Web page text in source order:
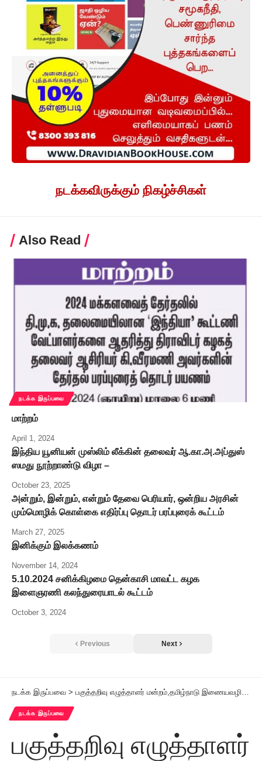
நடக்கவிருக்கும் நிகழ்ச்சிகள்
Also Read
நடக்க இருப்பவை
மாற்றம்
April 1, 2024
இந்திய யூனியன் முஸ்லிம் லீக்கின் தலைவர் ஆ.கா.அ.அப்துஸ்
ஸமது நூற்றாண்டு விழா –
October 23, 2025
அன்றும், இன்றும், என்றும் தேவை பெரியார், ஒன்றிய அரசின்
மும்மொழிக் கொள்கை எதிர்ப்பு தொடர் பரப்புரைக் கூட்டம்
March 27, 2025
இனிக்கும் இலக்கணம்
November 14, 2024
5.10.2024 சனிக்கிழமை தென்காசி மாவட்ட கழக
இளைஞரணி கலந்துரையாடல் கூட்டம்
October 3, 2024
Previous Next
நடக்க இருப்பவை > பகுத்தறிவு எழுத்தாளர் மன்றம்,தமிழ்நாடு இணையவழிக் கூட்ட எண் : 206
நடக்க இருப்பவை
பகுத்தறிவு எழுத்தாளர்